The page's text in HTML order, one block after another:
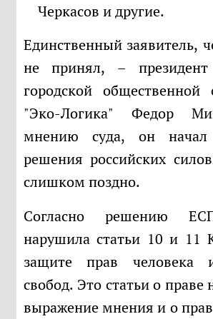
Черкасов и другие.
Единственный заявитель, чей иск ЕСПЧ
не принял, – президент
городской общественной
"Эко-Логика" Федор
мнению суда, он начал
решения российских
слишком поздно.
Согласно решению ЕСПЧ, Россия
нарушила статьи 10 и 11
защите прав человека
свобод. Это статьи о праве
выражение мнения и о